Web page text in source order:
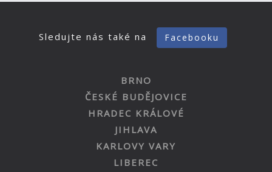
Sledujte nás také na Facebooku
BRNO
ČESKÉ BUDĚJOVICE
HRADEC KRÁLOVÉ
JIHLAVA
KARLOVY VARY
LIBEREC